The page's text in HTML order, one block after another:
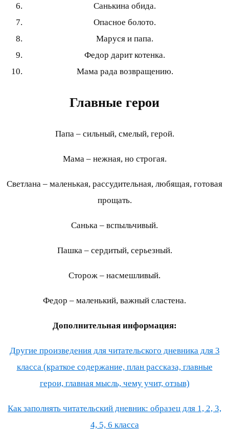
Санькина обида.
Опасное болото.
Маруся и папа.
Федор дарит котенка.
Мама рада возвращению.
Главные герои
Папа – сильный, смелый, герой.
Мама – нежная, но строгая.
Светлана – маленькая, рассудительная, любящая, готовая
прощать.
Санька – вспыльчивый.
Пашка – сердитый, серьезный.
Сторож – насмешливый.
Федор – маленький, важный сластена.
Дополнительная информация:
Другие произведения для читательского дневника для 3
класса (краткое содержание, план рассказа, главные
герои, главная мысль, чему учит, отзыв)
Как заполнять читательский дневник: образец для 1, 2, 3,
4, 5, 6 класса